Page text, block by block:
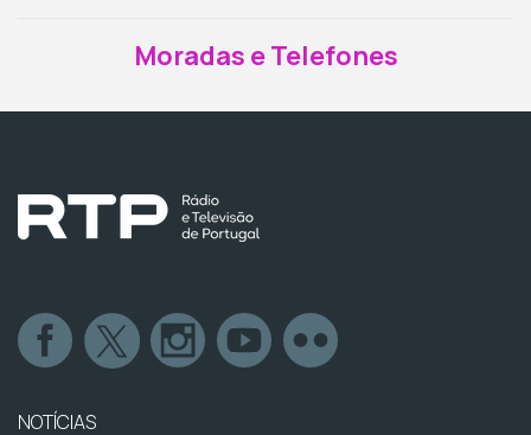
Moradas e Telefones
NOTÍCIAS